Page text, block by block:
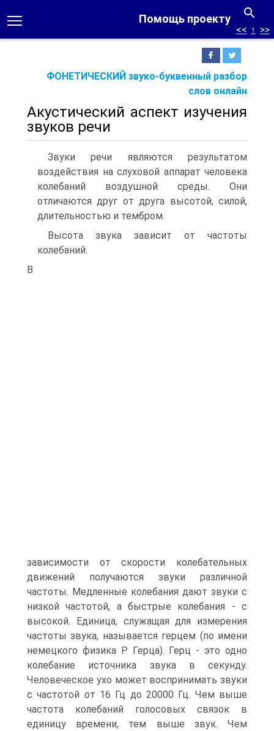
Помощь проекту
ФОНЕТИЧЕСКИЙ звуко-буквенный разбор
слов онлайн
<< ↑ >>
Акустический аспект изучения
звуков речи
Звуки речи являются результатом
воздействия на слуховой аппа­рат человека
колебаний воздушной среды. Они
отличаются друг от друга высотой, силой,
длительностью и тембром.
Высота звука зависит от частоты
колебаний.
В
зависимости от скорости колебательных
движений получаются звуки различной
частоты. Медленные колебания дают звуки с
низкой частотой, а быстрые колебания - с
высокой. Единица, служащая для измерения
частоты звука, называется герцем (по имени
немецкого физика Р. Герца). Герц - это одно
колебание источника звука в секунду.
Человеческое ухо может воспринимать звуки
с частотой от 16 Гц до 20000 Гц. Чем выше
частота колебаний голосовых связок в
единицу времени, тем выше звук. Чем